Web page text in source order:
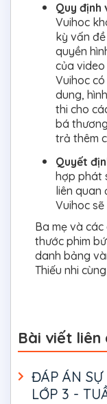
Quy định
Vuihoc
kỳ vấn
quyền
của
Vuihoc
dung,
thi cho
bá
trả thêm
Quyết
hợp phát
liên quan
Vuihoc
Ba mẹ và
thước phim
danh bảng
Thiếu nhi
Bài viết liên
ĐÁP ÁN SỰ
LỚP 3 -